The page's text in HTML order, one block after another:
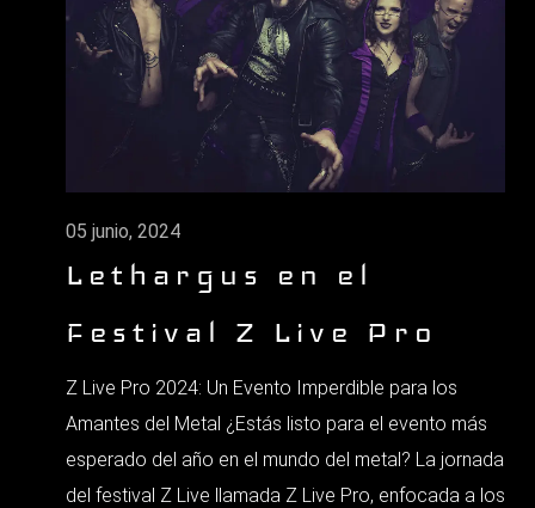
05 junio, 2024
Lethargus en el
Festival Z Live Pro
Z Live Pro 2024: Un Evento Imperdible para los
Amantes del Metal ¿Estás listo para el evento más
esperado del año en el mundo del metal? La jornada
del festival Z Live llamada Z Live Pro, enfocada a los